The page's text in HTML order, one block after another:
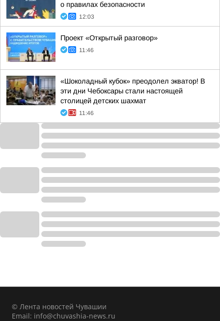
о правилах безопасности
12:03
Проект «Открытый разговор»
11:46
«Шоколадный кубок» преодолел экватор! В
эти дни Чебоксары стали настоящей
столицей детских шахмат
11:46
© Лента новостей Чувашии
Email: info@chuvashia-news.ru